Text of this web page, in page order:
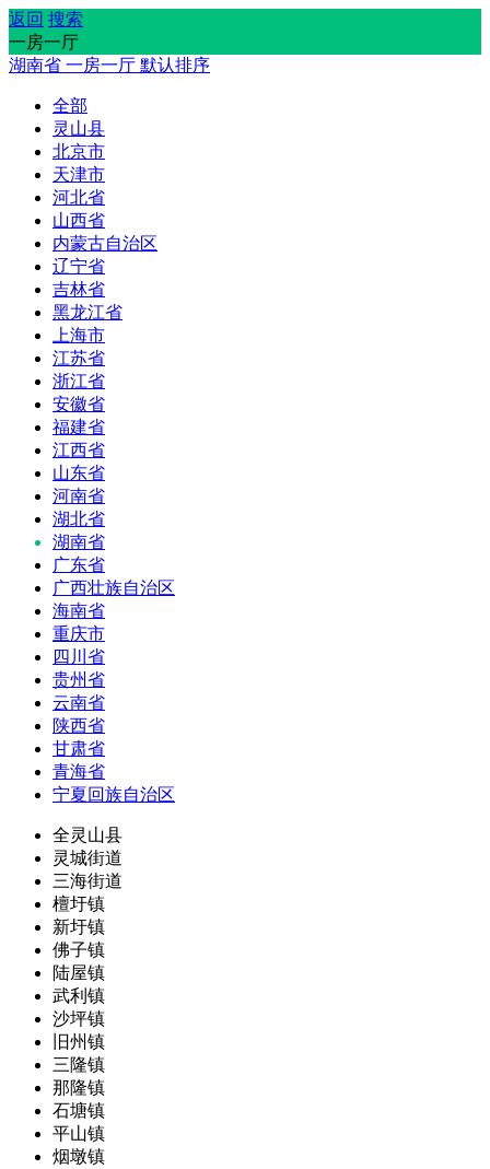
返回 搜索
一房一厅
湖南省 一房一厅 默认排序
全部
灵山县
北京市
天津市
河北省
山西省
内蒙古自治区
辽宁省
吉林省
黑龙江省
上海市
江苏省
浙江省
安徽省
福建省
江西省
山东省
河南省
湖北省
湖南省
广东省
广西壮族自治区
海南省
重庆市
四川省
贵州省
云南省
陕西省
甘肃省
青海省
宁夏回族自治区
全灵山县
灵城街道
三海街道
檀圩镇
新圩镇
佛子镇
陆屋镇
武利镇
沙坪镇
旧州镇
三隆镇
那隆镇
石塘镇
平山镇
烟墩镇